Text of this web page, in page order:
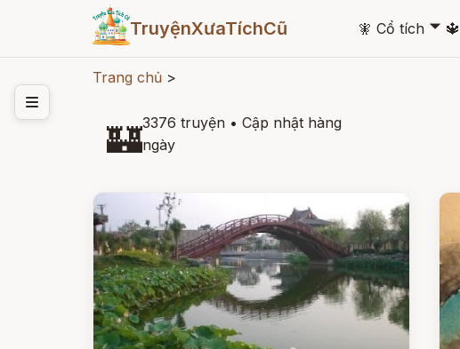
TruyệnXưaTíchCũ 🧚 Cổ tích 🞃 🔱
Trang chủ >
🏰3376 truyện • Cập nhật hàng
ngày